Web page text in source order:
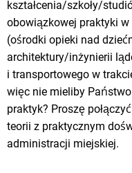
kształcenia/szkoły/
obowiązkowej praktyki w
(ośrodki opieki nad
architektury/inżynierii
i transportowego w
więc nie mieliby
praktyk? Proszę
teorii z praktycznym
administracji miejskiej.